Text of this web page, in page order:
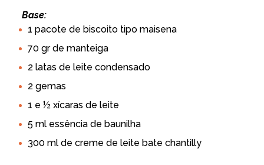
Base:
1 pacote de biscoito tipo maisena
70 gr de manteiga
2 latas de leite condensado
2 gemas
1 e ½ xícaras de leite
5 ml essência de baunilha
300 ml de creme de leite bate chantilly